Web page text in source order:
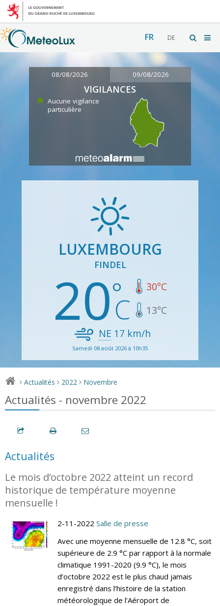
FR DE
08/08/2026 09/08/2026
VIGILANCES
Aucune vigilance
particulière
LUXEMBOURG
FINDEL
20 30°C
13°C
NE 17 km/h
Samedi 08 août 2026 à 10h35
> Actualités > 2022 > Novembre
Actualités - novembre 2022
Actualités
Le mois d’octobre 2022 atteint un record
historique de température moyenne
mensuelle !
2-11-2022 Salle de presse
Avec une moyenne mensuelle de 12.8 °C, soit
supérieure de 2.9 °C par rapport à la normale
climatique 1991-2020 (9.9 °C), le mois
d’octobre 2022 est le plus chaud jamais
enregistré dans l’histoire de la station
météorologique de l’Aéroport de